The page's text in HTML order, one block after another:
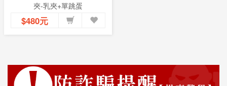
夾-乳夾+單跳蛋
$480元